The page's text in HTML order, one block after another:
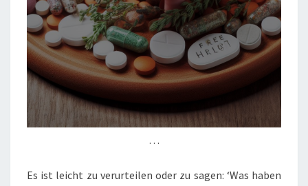
…
Es ist leicht zu verurteilen oder zu sagen: ‘Was haben